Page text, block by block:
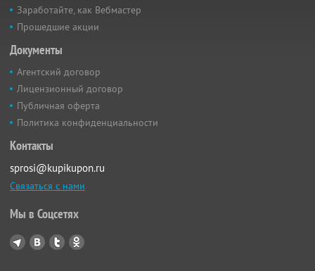
Заработайте, как Вебмастер
Прошедшие акции
Документы
Агентский договор
Лицензионный договор
Публичная оферта
Политика конфиденциальности
Контакты
sprosi@kupikupon.ru
Связаться с нами
Мы в Соцсетях